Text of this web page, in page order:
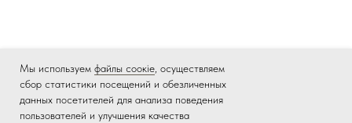
Мы используем файлы соокіе , осуществляем
сбор статистики посещений и обезличенных
данных посетителей для анализа поведения
пользователей и улучшения качества